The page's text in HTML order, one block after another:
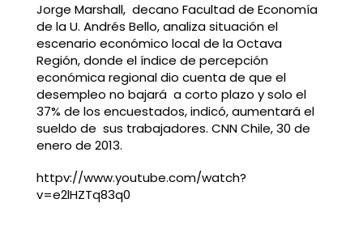
Jorge Marshall, decano Facultad de Economía
de la U. Andrés Bello, analiza situación el
escenario económico local de la Octava
Región, donde el índice de percepción
económica regional dio cuenta de que el
desempleo no bajará a corto plazo y solo el
37% de los encuestados, indicó, aumentará el
sueldo de sus trabajadores. CNN Chile, 30 de
enero de 2013.
httpv://www.youtube.com/watch?
v=e2lHZTq83q0